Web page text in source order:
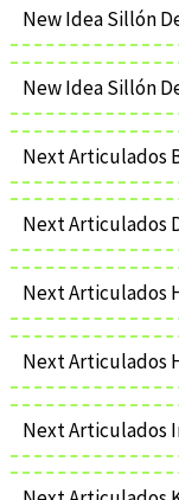
New Idea Sillón
New Idea Sillón
Next Articulados
Next Articulados
Next Articulados
Next Articulados
Next Articulados